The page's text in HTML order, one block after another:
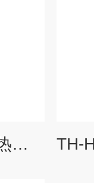
TH-HWSM1消防红外热像仪生命探测仪